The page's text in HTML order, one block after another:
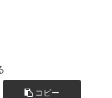
コピー